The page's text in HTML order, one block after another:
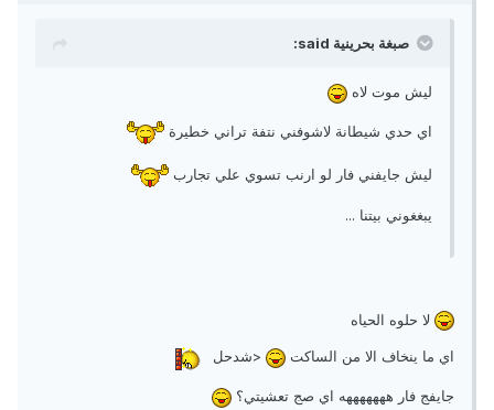
صبغة بحرينية said:
ليش موت لاه
اي حدي شيطانة لاشوفني نتفة تراني خطيرة
ليش جايفني فار لو ارنب تسوي علي تجارب
يبغغوني بيتنا ...
لا حلوه الحياه
اي ما ينخاف الا من الساكت <شدحل
جايفج فار هههههههه اي صج تعشيتي؟